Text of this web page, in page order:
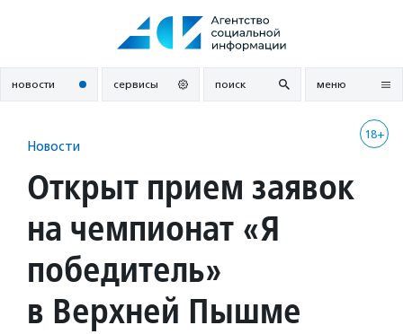
новости сервисы поиск меню
18+
Новости
Открыт прием заявок
на чемпионат «Я
победитель»
в Верхней Пышме